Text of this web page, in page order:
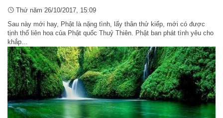
Thứ năm 26/10/2017, 15:09
Sau này mới hay, Phật là nặng tình, lấy thân thử kiếp, mới có được
tịnh thổ liên hoa của Phật quốc Thuỷ Thiên. Phật ban phát tình yêu cho
khắp...